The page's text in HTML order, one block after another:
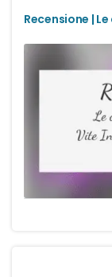
Recensione |